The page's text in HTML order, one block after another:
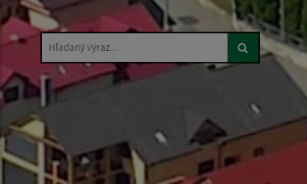
Hľadaný výraz...